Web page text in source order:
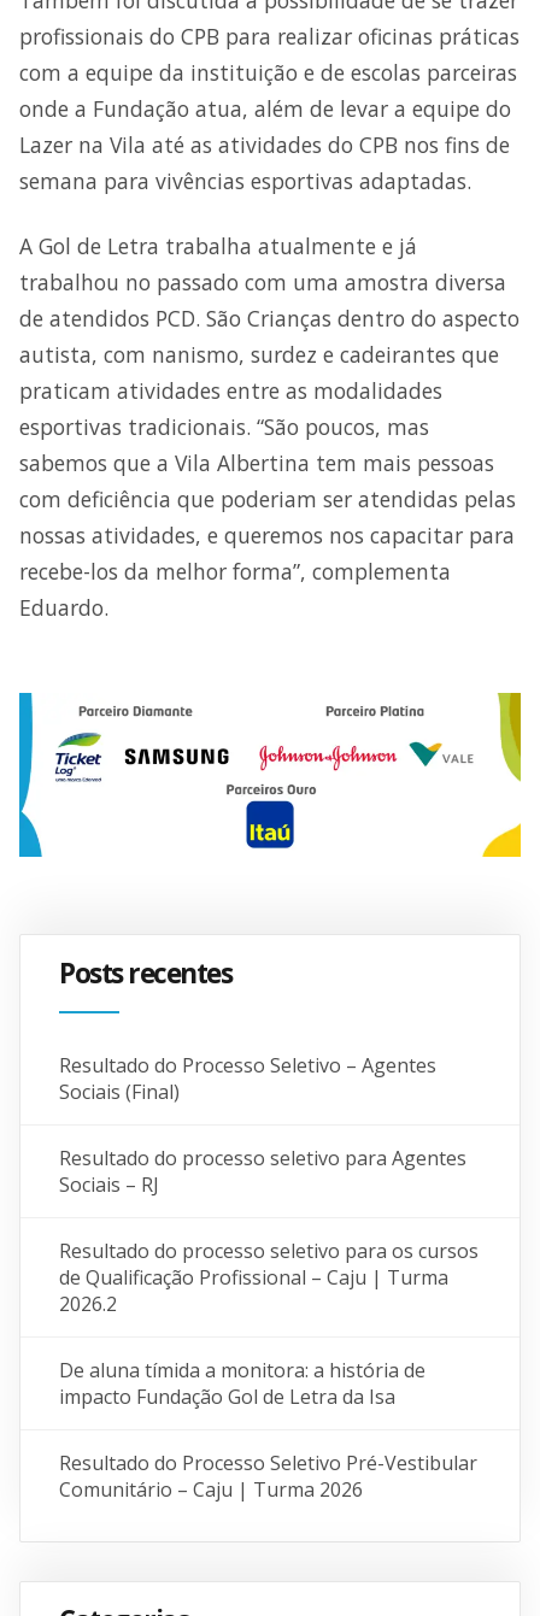
profissionais do CPB para realizar oficinas práticas
com a equipe da instituição e de escolas parceiras
onde a Fundação atua, além de levar a equipe do
Lazer na Vila até as atividades do CPB nos fins de
semana para vivências esportivas adaptadas.
A Gol de Letra trabalha atualmente e já
trabalhou no passado com uma amostra diversa
de atendidos PCD. São Crianças dentro do aspecto
autista, com nanismo, surdez e cadeirantes que
praticam atividades entre as modalidades
esportivas tradicionais. “São poucos, mas
sabemos que a Vila Albertina tem mais pessoas
com deficiência que poderiam ser atendidas pelas
nossas atividades, e queremos nos capacitar para
recebe-los da melhor forma”, complementa
Eduardo.
Posts recentes
Resultado do Processo Seletivo – Agentes
Sociais (Final)
Resultado do processo seletivo para Agentes
Sociais – RJ
Resultado do processo seletivo para os cursos
de Qualificação Profissional – Caju | Turma
2026.2
De aluna tímida a monitora: a história de
impacto Fundação Gol de Letra da Isa
Resultado do Processo Seletivo Pré-Vestibular
Comunitário – Caju | Turma 2026